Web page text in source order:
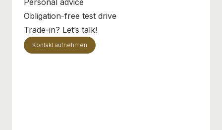
Obligation-free test drive
Trade-in? Let’s talk!
Kontakt aufnehmen